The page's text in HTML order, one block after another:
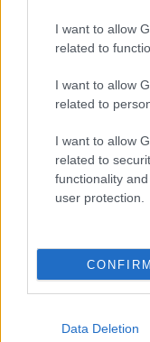
I want to allow
related to
I want to allow
related to
I want to allow
related to
functionality
user protection.
CONFIRM
Data Deletion
Kirjaudu
Procountor
Procountor
Finago Sign